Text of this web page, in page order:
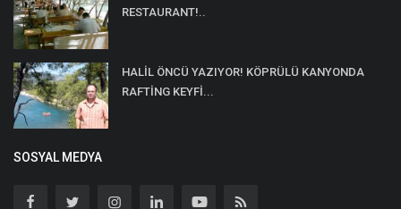
RESTAURANT!..
HALİL ÖNCÜ YAZIYOR! KÖPRÜLÜ KANYONDA
RAFTİNG KEYFİ...
SOSYAL MEDYA